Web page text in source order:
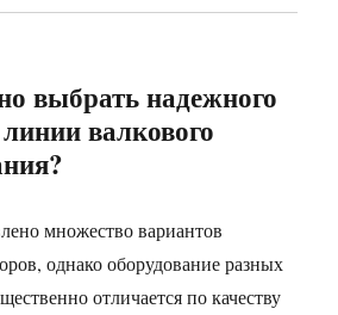
выбрать надежного
валкового
множество вариантов
однако оборудование разных
отличается по качеству